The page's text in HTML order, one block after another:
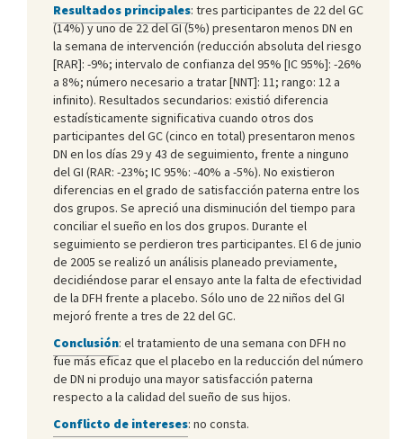
Resultados principales: tres participantes de 22 del GC
(14%) y uno de 22 del GI (5%) presentaron menos DN en
la semana de intervención (reducción absoluta del riesgo
[RAR]: -9%; intervalo de confianza del 95% [IC 95%]: -26%
a 8%; número necesario a tratar [NNT]: 11; rango: 12 a
infinito). Resultados secundarios: existió diferencia
estadísticamente significativa cuando otros dos
participantes del GC (cinco en total) presentaron menos
DN en los días 29 y 43 de seguimiento, frente a ninguno
del GI (RAR: -23%; IC 95%: -40% a -5%). No existieron
diferencias en el grado de satisfacción paterna entre los
dos grupos. Se apreció una disminución del tiempo para
conciliar el sueño en los dos grupos. Durante el
seguimiento se perdieron tres participantes. El 6 de junio
de 2005 se realizó un análisis planeado previamente,
decidiéndose parar el ensayo ante la falta de efectividad
de la DFH frente a placebo. Sólo uno de 22 niños del GI
mejoró frente a tres de 22 del GC.
Conclusión: el tratamiento de una semana con DFH no
fue más eficaz que el placebo en la reducción del número
de DN ni produjo una mayor satisfacción paterna
respecto a la calidad del sueño de sus hijos.
Conflicto de intereses: no consta.